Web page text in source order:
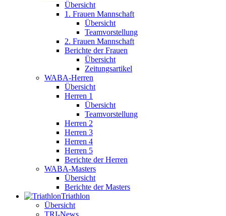
Übersicht
1. Frauen Mannschaft
Übersicht
Teamvorstellung
2. Frauen Mannschaft
Berichte der Frauen
Übersicht
Zeitungsartikel
WABA-Herren
Übersicht
Herren 1
Übersicht
Teamvorstellung
Herren 2
Herren 3
Herren 4
Herren 5
Berichte der Herren
WABA-Masters
Übersicht
Berichte der Masters
Triathlon
Übersicht
TRI-News